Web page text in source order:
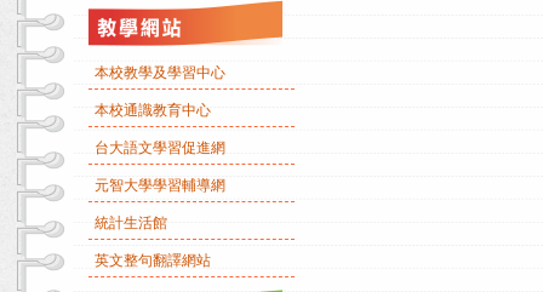
本校教學及學習中心
本校通識教育中心
台大語文學習促進網
元智大學學習輔導網
統計生活館
英文整句翻譯網站